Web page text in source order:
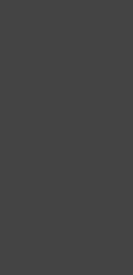
или интернат,
—
однако
или забыл —
душу
он не обязан.
после
публикации